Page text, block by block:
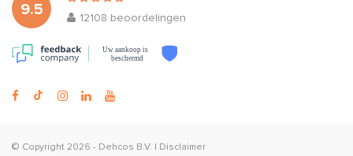
9.5
12108 beoordelingen
Uw aankoop is
beschermd
© Copyright 2026 - Dehcos B.V. | Disclaimer